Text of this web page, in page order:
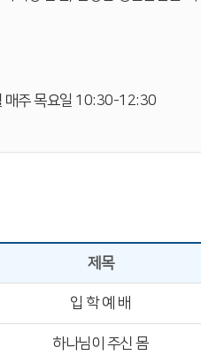
매주 목요일 10:30-12:30
제목
입 학 예 배
하나님이 주신 몸